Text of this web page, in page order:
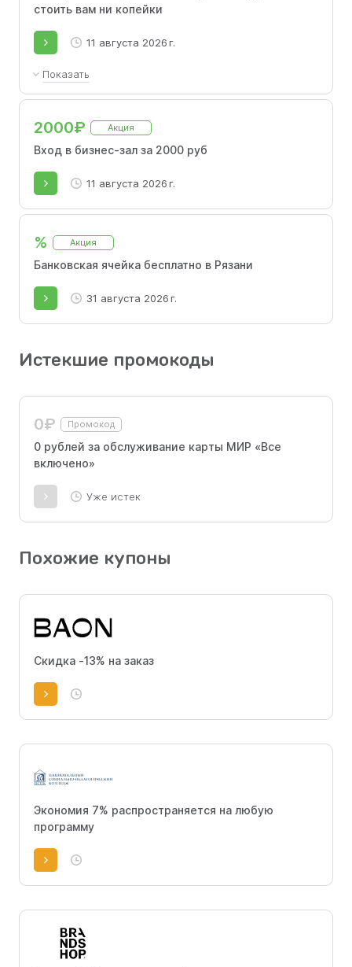
стоить вам ни копейки
11 августа 2026 г.
Показать
При среднемесячном остатке от 30 000₽ или
сумме покупок от 15 000₽ в месяц.
2000₽ Акция
Вход в бизнес-зал за 2000 руб
11 августа 2026 г.
% Акция
Банковская ячейка бесплатно в Рязани
31 августа 2026 г.
Истекшие промокоды
0₽ Промокод
0 рублей за обслуживание карты МИР «Все
включено»
Уже истек
Похожие купоны
Скидка -13% на заказ
Экономия 7% распространяется на любую
программу